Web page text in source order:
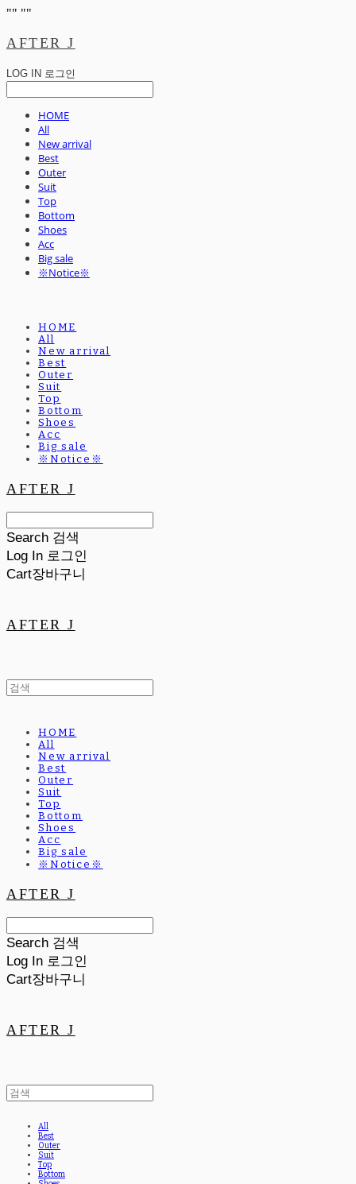
"" ""
AFTER J
LOG IN 로그인
HOME
All
New arrival
Best
Outer
Suit
Top
Bottom
Shoes
Acc
Big sale
※Notice※
HOME
All
New arrival
Best
Outer
Suit
Top
Bottom
Shoes
Acc
Big sale
※Notice※
AFTER J
Search 검색
Log In 로그인
Cart장바구니
AFTER J
HOME
All
New arrival
Best
Outer
Suit
Top
Bottom
Shoes
Acc
Big sale
※Notice※
AFTER J
Search 검색
Log In 로그인
Cart장바구니
AFTER J
All
Best
Outer
Suit
Top
Bottom